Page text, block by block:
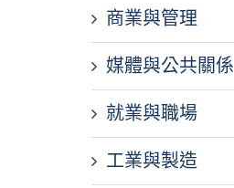
商業與管理
媒體與公共關係
就業與職場
工業與製造